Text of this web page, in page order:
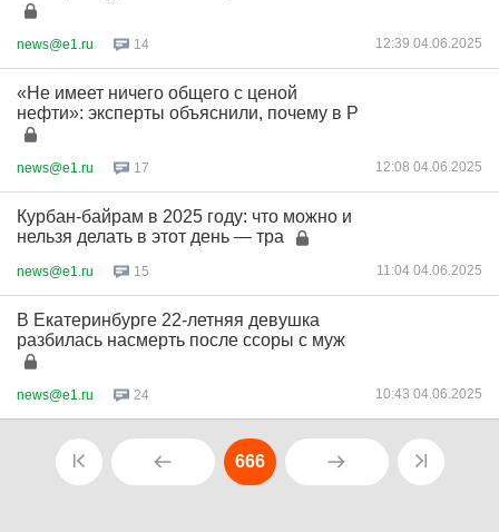
news@e1.ru 14 12:39 04.06.2025
«Не имеет ничего общего с ценой
нефти»: эксперты объяснили, почему в Р
news@e1.ru 17 12:08 04.06.2025
Курбан-байрам в 2025 году: что можно и
нельзя делать в этот день — тра
news@e1.ru 15 11:04 04.06.2025
В Екатеринбурге 22-летняя девушка
разбилась насмерть после ссоры с муж
news@e1.ru 24 10:43 04.06.2025
666